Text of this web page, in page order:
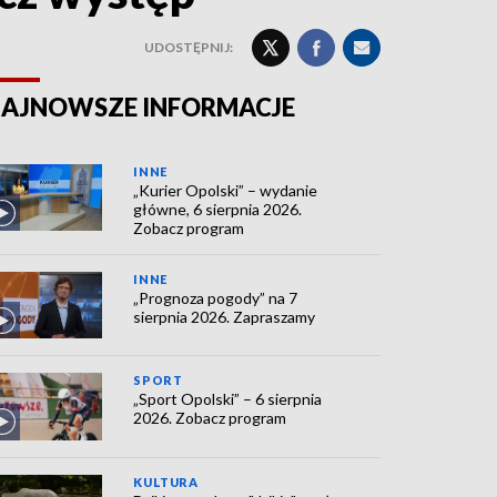
UDOSTĘPNIJ:
INFORMACJE
INNE
„Kurier Opolski” – wydanie
główne, 6 sierpnia 2026.
Zobacz program
INNE
„Prognoza pogody” na 7
sierpnia 2026. Zapraszamy
SPORT
„Sport Opolski” – 6 sierpnia
2026. Zobacz program
KULTURA